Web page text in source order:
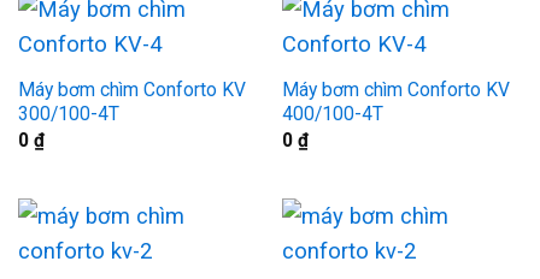
Máy bơm chìm Conforto KV
300/100-4T
0 ₫
Máy bơm chìm Conforto KV
400/100-4T
0 ₫